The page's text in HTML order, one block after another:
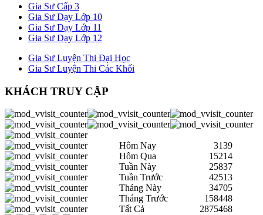
Gia Sư Cấp 3
Gia Sư Dạy Lớp 10
Gia Sư Dạy Lớp 11
Gia Sư Dạy Lớp 12
Gia Sư Luyện Thi Đại Học
Gia Sư Luyện Thi Các Khối
KHÁCH TRUY CẬP
Hôm Nay
3139
Hôm Qua
15214
Tuần Này
25837
Tuần Trước
42513
Tháng Này
34705
Tháng Trước
158448
Tất Cả
2875468